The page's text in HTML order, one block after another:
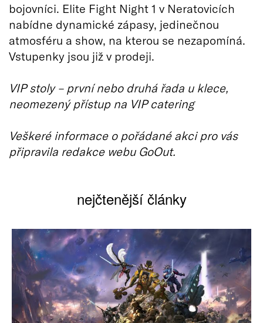
bojovníci. Elite Fight Night 1 v Neratovicích
nabídne dynamické zápasy, jedinečnou
atmosféru a show, na kterou se nezapomíná.
Vstupenky jsou již v prodeji.
VIP stoly – první nebo druhá řada u klece,
neomezený přístup na VIP catering
Veškeré informace o pořádané akci pro vás
připravila redakce webu GoOut.
nejčtenější články